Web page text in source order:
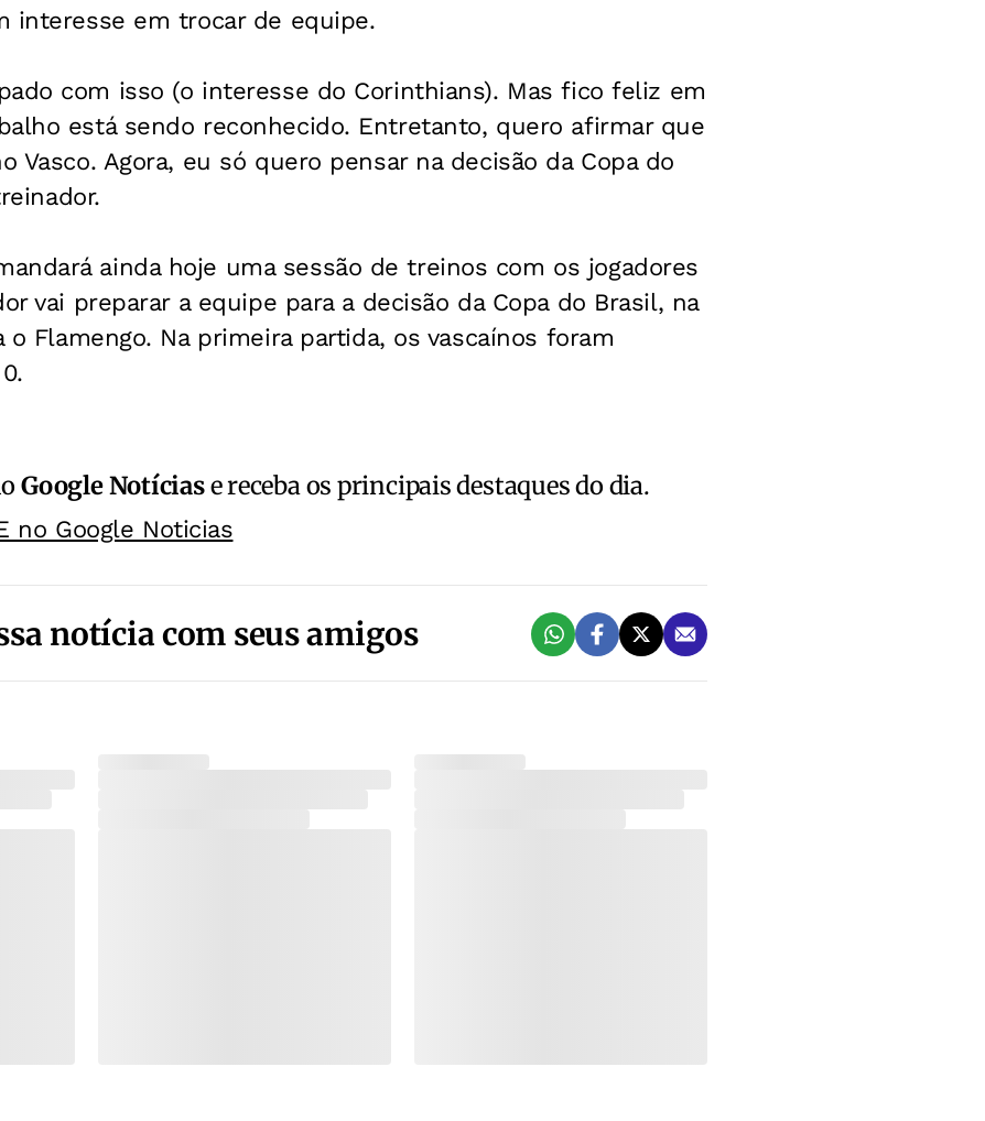
interesse em trocar de equipe.
com isso (o interesse do Corinthians). Mas fico feliz em
está sendo reconhecido. Entretanto, quero afirmar que
Vasco. Agora, eu só quero pensar na decisão da Copa do
ainda hoje uma sessão de treinos com os jogadores
vai preparar a equipe para a decisão da Copa do Brasil, na
Flamengo. Na primeira partida, os vascaínos foram
Google Notíciase receba os principais destaques do dia.
no Google Noticias
notícia com seus amigos